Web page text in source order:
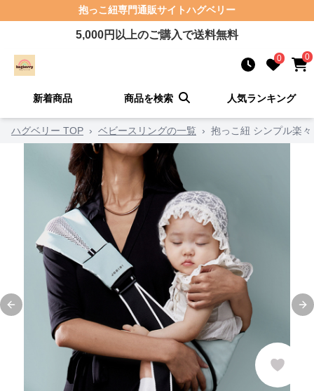
抱っこ紐専門通販サイトハグベリー
5,000円以上のご購入で送料無料
0 0
新着商品 商品を検索 人気ランキング
ハグベリー TOP › ベビースリングの一覧 › 抱っこ紐 シンプル楽
Previous slide